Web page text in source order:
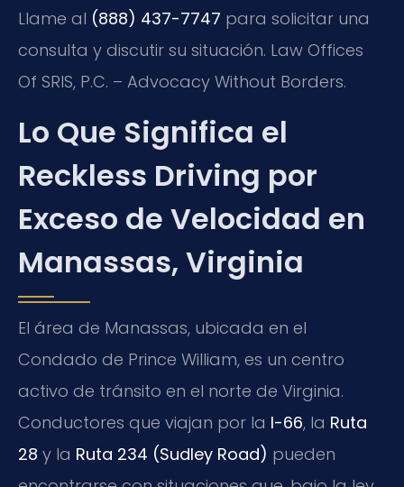
Llame al (888) 437-7747 para solicitar una
consulta y discutir su situación. Law Offices
Of SRIS, P.C. – Advocacy Without Borders.
Lo Que Significa el
Reckless Driving por
Exceso de Velocidad en
Manassas, Virginia
El área de Manassas, ubicada en el
Condado de Prince William, es un centro
activo de tránsito en el norte de Virginia.
Conductores que viajan por la I-66, la Ruta
28 y la Ruta 234 (Sudley Road) pueden